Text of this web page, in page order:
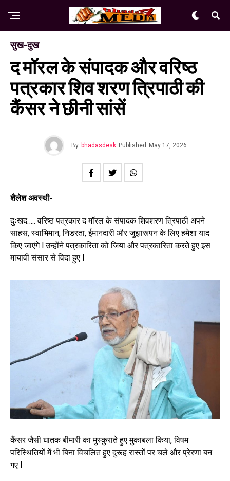
सुख-दुख
द मॉरल के संपादक और वरिष्ठ
पत्रकार शिव शरण त्रिपाठी की
कैंसर ने छीनी सांसें
By bhadasdesk Published May 17, 2026
शैलेश अवस्थी-
दुःखद….. वरिष्ठ पत्रकार द मॉरल के संपादक शिवशरण त्रिपाठी अपने
साहस, स्वाभिमान, निडरता, ईमानदारी और जुझारूपन के लिए हमेशा याद
किए जाएंगे l उन्होंने पत्रकारिता को जिया और पत्रकारिता करते हुए इस
मायावी संसार से विदा हुए l
कैंसर जैसी घातक बीमारी का मुस्कुराते हुए मुकाबला किया, विषम
परिस्थितियों में भी बिना विचलित हुए दुरूह रास्तों पर चले और प्रेरणा बन
गए l